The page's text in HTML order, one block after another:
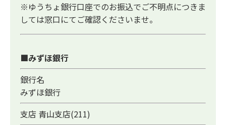
※ゆうちょ銀行口座でのお振込でご不明点につきま
しては窓口にてご確認くださいませ。
■みずほ銀行
銀行名
みずほ銀行
支店 青山支店(211)